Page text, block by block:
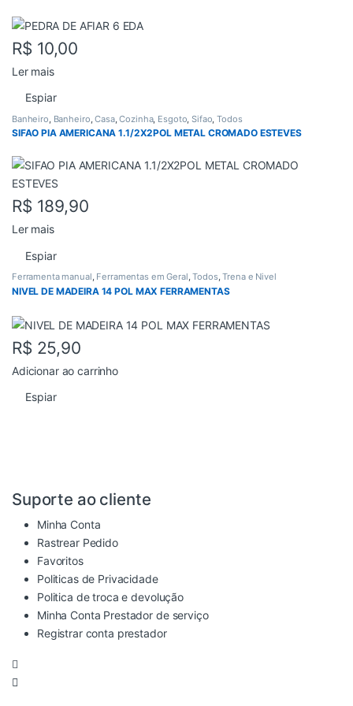
R$ 10,00
Ler mais
Espiar
Banheiro Banheiro ,Casa,Cozinha, Esgoto ,Sifao ,Todos
SIFAO PIA AMERICANA 1.1/2X2POL METAL CROMADO ESTEVES
R$ 189,90
Ler mais
Espiar
Ferramenta manual, Ferramentas em Geral,Todos,Trena e Nivel
NIVEL DE MADEIRA 14 POL MAX FERRAMENTAS
R$ 25,90
Adicionar ao carrinho
Espiar
Suporte ao cliente
Minha Conta
Rastrear Pedido
Favoritos
Politicas de Privacidade
Politica de troca e devolução
Minha Conta Prestador de serviço
Registrar conta prestador